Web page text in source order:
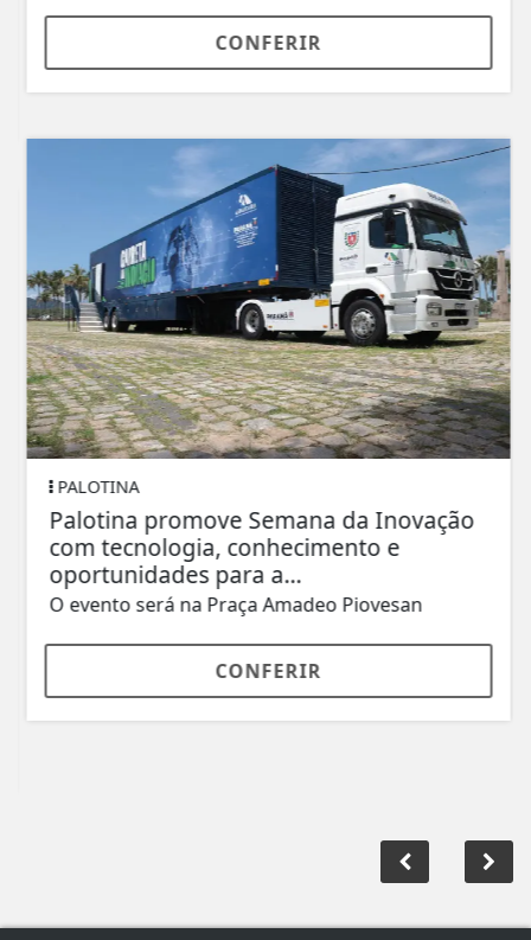
CONFERIR
PALOTINA
Palotina promove Semana da Inovação
com tecnologia, conhecimento e
oportunidades para a...
O evento será na Praça Amadeo Piovesan
CONFERIR
NAS REDES
SOCIAIS